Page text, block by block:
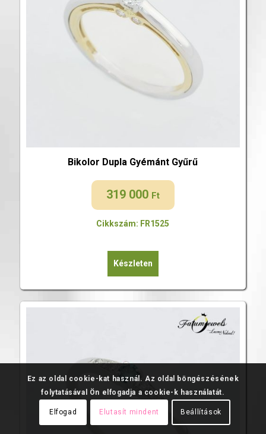
Bikolor Dupla Gyémánt Gyűrű
319 000 Ft
Cikkszám: FR1525
Készleten
Ez az oldal cookie-kat használ. Az oldal böngészésének
folytatásával Ön elfogadja a cookie-k használatát.
Elfogad Elutasít mindent Beállítások